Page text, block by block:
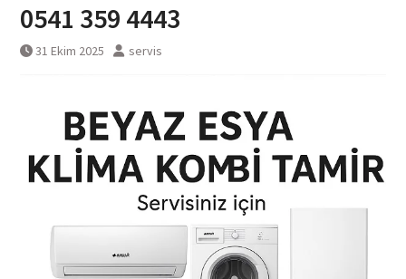
0541 359 4443
31 Ekim 2025 servis